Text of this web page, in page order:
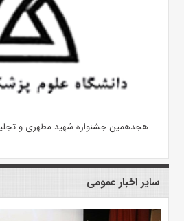
هجدهمین جشنواره شهید مطهری و تجلیل
سایر اخبار عمومی